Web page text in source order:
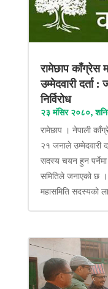
रामेछाप काँग्रेस
उम्मेदवारी दर्ता
निर्विरोध
२३ मंसिर २०८०,
रामेछाप । नेपाली
२१ जनाले उम्मेदवारी
सदस्य चयन हुन पर्नेमा
समितिले जनाएको छ
महासमिति सदस्यको